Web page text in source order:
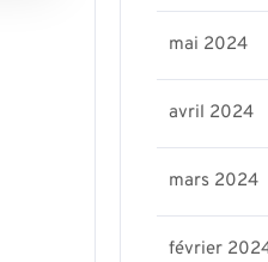
mai 2024
avril 2024
mars 2024
février